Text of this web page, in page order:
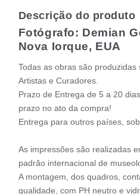
Descrição do produto
Fotógrafo: Demian
Nova Iorque, EUA
Todas as obras são
Artistas e Curadores.
Prazo de Entrega de 5 a 20
prazo no ato da compra!
Entrega para outros países,
As impressões são realizadas
padrão internacional de
A montagem, dos quadros,
qualidade, com PH neutro e